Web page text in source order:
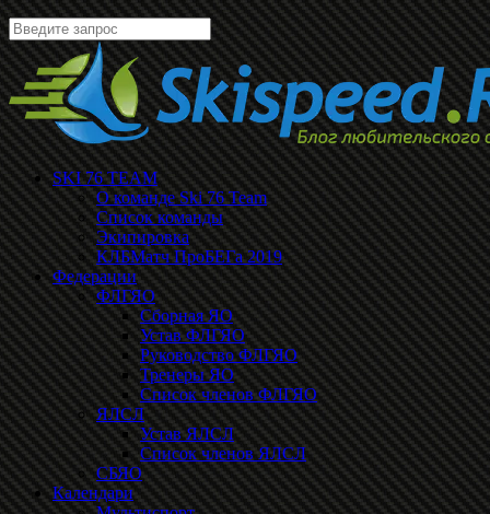
SKI 76 TEAM
О команде Ski 76 Team
Список команды
Экипировка
КЛБМатч ПроБЕГа 2019
Федерации
ФЛГЯО
Сборная ЯО
Устав ФЛГЯО
Руководство ФЛГЯО
Тренеры ЯО
Список членов ФЛГЯО
ЯЛСЛ
Устав ЯЛСЛ
Список членов ЯЛСЛ
СБЯО
Календари